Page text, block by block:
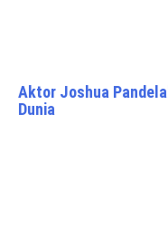
Aktor Joshua
Dunia